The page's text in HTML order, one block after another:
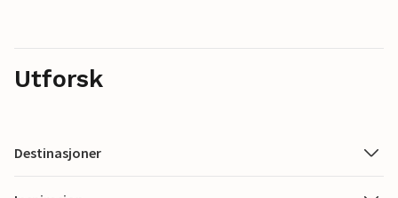
Utforsk
Destinasjoner